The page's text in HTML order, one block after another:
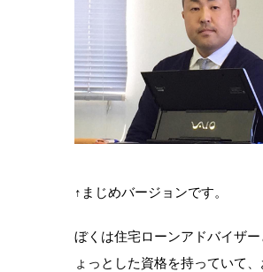
↑まじめバージョンです。
ぼくは住宅ローンアドバイザー
ょっとした資格を持っていて